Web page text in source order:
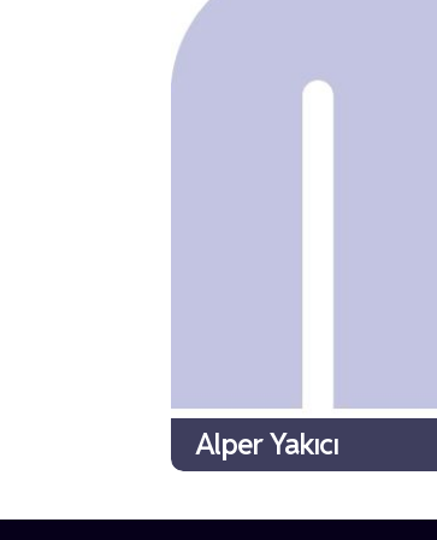
Alper Yakıcı